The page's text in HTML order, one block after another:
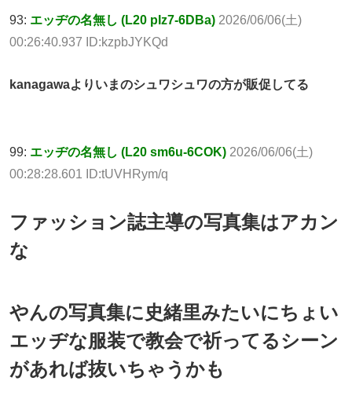
93: エッヂの名無し (L20 pIz7-6DBa) 2026/06/06(土)
00:26:40.937 ID:kzpbJYKQd
kanagawaよりいまのシュワシュワの方が販促してる
99: エッヂの名無し (L20 sm6u-6COK) 2026/06/06(土)
00:28:28.601 ID:tUVHRym/q
ファッション誌主導の写真集はアカン
な
やんの写真集に史緒里みたいにちょい
エッヂな服装で教会で祈ってるシーン
があれば抜いちゃうかも